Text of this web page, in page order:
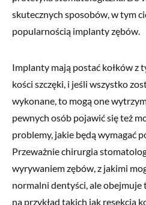
skutecznych sposobów, w tym
popularnością implanty zębów.
Implanty mają postać kołków z
kości szczęki, i jeśli wszystko
wykonane, to mogą one
pewnych osób pojawić się też
problemy, jakie będą wymagać
Przeważnie chirurgia
wyrywaniem zębów, z jakimi
normalni dentyści, ale obejmuje
na przykład takich jak resekcja